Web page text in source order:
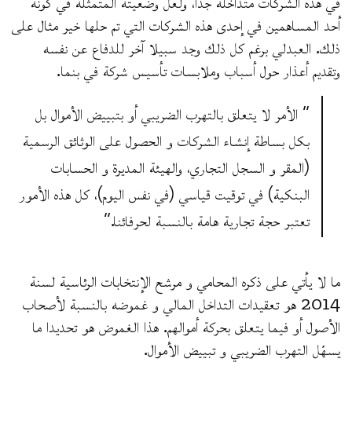
أحد المساهمين في إحدى هذه الشركات التي تم حلها خير مثال على
ذلك. العبدلي برغم كل ذلك وجد سبيلا آخر للدفاع عن نفسه
وتقديم أعذار حول أسباب وملابسات تأسيس شركة في بنما.
” الأمر لا يتعلق بالتهرب الضريبي أو بتبييض الأموال بل
بكل بساطة إنشاء الشركات و الحصول على الوثائق الرسمية
(المقر و السجل التجاري، والهيئة المديرة و الحسابات
البنكية) في توقيت قياسي (في نفس اليوم)، كل هذه الأمور
تعتبر حجة تجارية هامة بالنسبة لحرفائنا.”
ما لا يأتي على ذكره المحامي و مرشح الإنتخابات الرئاسية لسنة
2014 هو تعقيدات التداخل المالي و غموضه بالنسبة لأصحاب
الأصول أو فيما يتعلق بحركة أموالهم. هذا الغموض هو تحديدا ما
يسهّل التهرب الضريبي و تبييض الأموال.